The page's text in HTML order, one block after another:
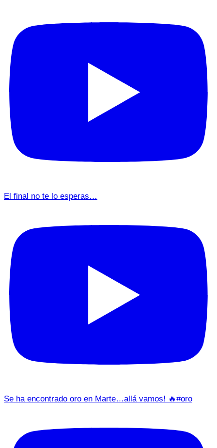
El final no te lo esperas…
Se ha encontrado oro en Marte…allá vamos! 🔥#oro